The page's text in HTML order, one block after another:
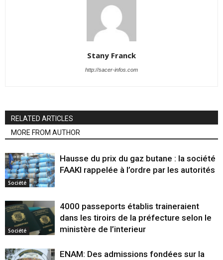
Stany Franck
http://sacer-infos.com
RELATED ARTICLES
MORE FROM AUTHOR
Société
Hausse du prix du gaz butane : la société
FAAKI rappelée à l’ordre par les autorités
Société
4000 passeports établis traineraient
dans les tiroirs de la préfecture selon le
ministère de l’interieur
ENAM: Des admissions fondées sur la